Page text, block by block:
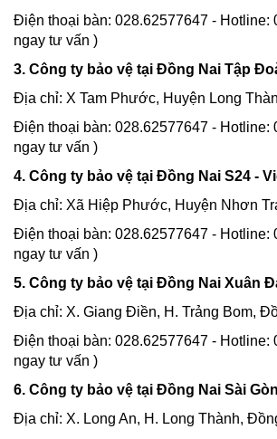
Điện thoại bàn: 028.62577647 - Hotline:
ngay tư vấn )
3. Công ty bảo vệ tại Đồng Nai Tập
Địa chỉ: X Tam Phước, Huyện Long
Điện thoại bàn: 028.62577647 - Hotline:
ngay tư vấn )
4. Công ty bảo vệ tại Đồng Nai S24 -
Địa chỉ: Xã Hiệp Phước, Huyện Nhơn
Điện thoại bàn: 028.62577647 - Hotline:
ngay tư vấn )
5. Công ty bảo vệ tại Đồng Nai Xuân
Địa chỉ: X. Giang Điền, H. Trảng Bom,
Điện thoại bàn: 028.62577647 - Hotline:
ngay tư vấn )
6. Công ty bảo vệ tại Đồng Nai Sài
Địa chỉ: X. Long An, H. Long Thành,